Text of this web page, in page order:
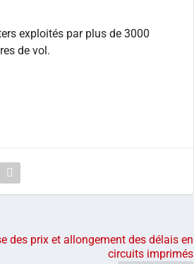
exploités par plus de 3000
de vol.
des prix et allongement des délais en
circuits imprimés